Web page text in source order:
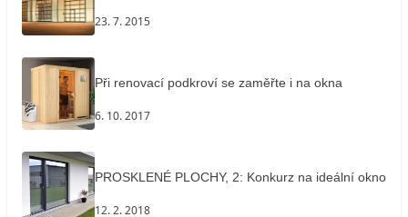
23. 7. 2015
Při renovací podkroví se zaměřte i na okna
6. 10. 2017
PROSKLENÉ PLOCHY, 2: Konkurz na ideální okno
12. 2. 2018